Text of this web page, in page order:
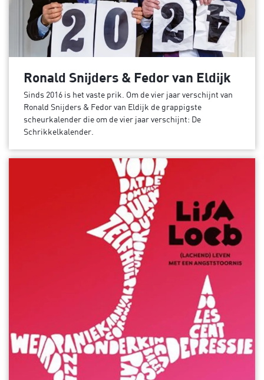
Ronald Snijders & Fedor van Eldijk
Sinds 2016 is het vaste prik. Om de vier jaar verschijnt van
Ronald Snijders & Fedor van Eldijk de grappigste
scheurkalender die om de vier jaar verschijnt: De
Schrikkelkalender.